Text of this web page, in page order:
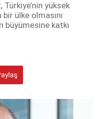
yüksek
ülke olmasını
katkı